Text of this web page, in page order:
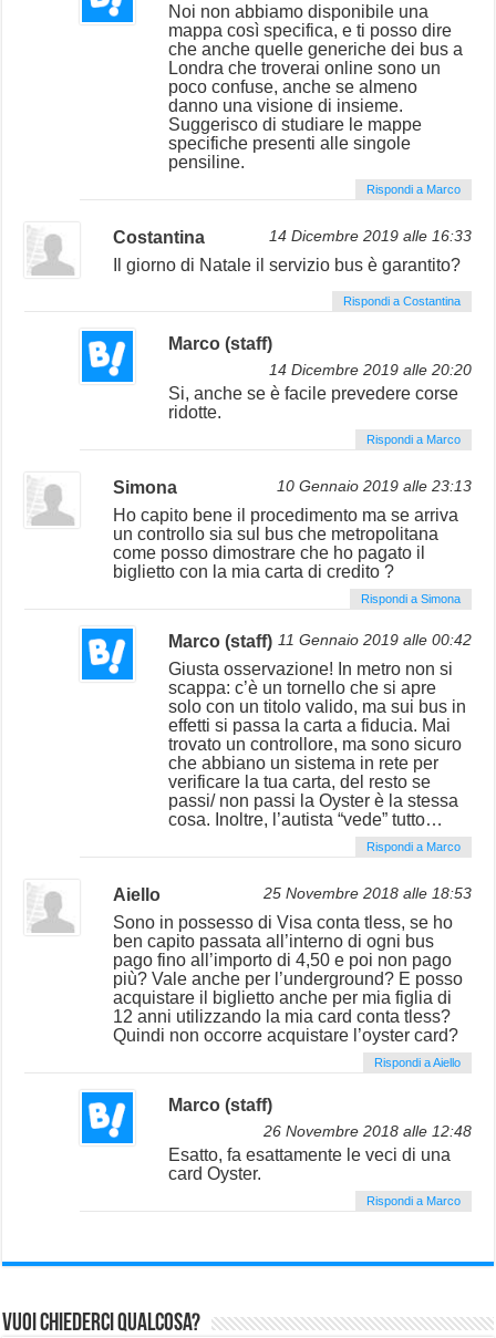
Noi non abbiamo disponibile una
mappa così specifica, e ti posso dire
che anche quelle generiche dei bus a
Londra che troverai online sono un
poco confuse, anche se almeno
danno una visione di insieme.
Suggerisco di studiare le mappe
specifiche presenti alle singole
pensiline.
Rispondi a Marco
Costantina 14 Dicembre 2019 alle 16:33
Il giorno di Natale il servizio bus è garantito?
Rispondi a Costantina
Marco (staff)
14 Dicembre 2019 alle 20:20
Si, anche se è facile prevedere corse
ridotte.
Rispondi a Marco
Simona 10 Gennaio 2019 alle 23:13
Ho capito bene il procedimento ma se arriva
un controllo sia sul bus che metropolitana
come posso dimostrare che ho pagato il
biglietto con la mia carta di credito ?
Rispondi a Simona
Marco (staff) 11 Gennaio 2019 alle 00:42
Giusta osservazione! In metro non si
scappa: c’è un tornello che si apre
solo con un titolo valido, ma sui bus in
effetti si passa la carta a fiducia. Mai
trovato un controllore, ma sono sicuro
che abbiano un sistema in rete per
verificare la tua carta, del resto se
passi/ non passi la Oyster è la stessa
cosa. Inoltre, l’autista “vede” tutto…
Rispondi a Marco
Aiello 25 Novembre 2018 alle 18:53
Sono in possesso di Visa conta tless, se ho
ben capito passata all’interno di ogni bus
pago fino all’importo di 4,50 e poi non pago
più? Vale anche per l’underground? E posso
acquistare il biglietto anche per mia figlia di
12 anni utilizzando la mia card conta tless?
Quindi non occorre acquistare l’oyster card?
Rispondi a Aiello
Marco (staff)
26 Novembre 2018 alle 12:48
Esatto, fa esattamente le veci di una
card Oyster.
Rispondi a Marco
Vuoi chiederci qualcosa?